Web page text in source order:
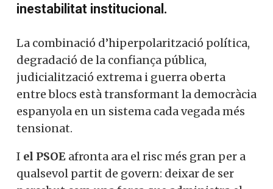
inestabilitat institucional.
La combinació d’hiperpolarització política,
degradació de la confiança pública,
judicialització extrema i guerra oberta
entre blocs està transformant la democràcia
espanyola en un sistema cada vegada més
tensionat.
I el PSOE afronta ara el risc més gran per a
qualsevol partit de govern: deixar de ser